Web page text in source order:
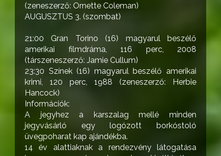
(zeneszerző: Ornette Coleman)
AUGUSZTUS 3. (szombat)
21:00 Gran Torino (16) magyarul beszélő
amerikai filmdráma, 116 perc, 2008
(társzeneszerző: Jamie Cullum)
23:30 Színek (16) magyarul beszélő amerikai
krimi, 120 perc, 1988 (zeneszerző: Herbie
Hancock)
Információk:
A jegyhez a karszalag mellé minden
jegyvásárló egy logózott borkóstoló
üvegpoharat kap ajándékba.
14 év alattiaknak a rendezvény látogatása